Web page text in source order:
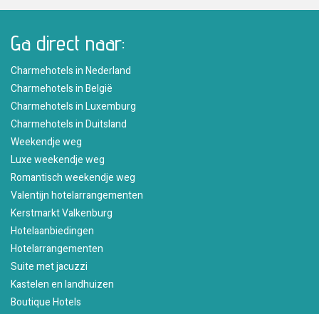
Ga direct naar:
Charmehotels in Nederland
Charmehotels in België
Charmehotels in Luxemburg
Charmehotels in Duitsland
Weekendje weg
Luxe weekendje weg
Romantisch weekendje weg
Valentijn hotelarrangementen
Kerstmarkt Valkenburg
Hotelaanbiedingen
Hotelarrangementen
Suite met jacuzzi
Kastelen en landhuizen
Boutique Hotels